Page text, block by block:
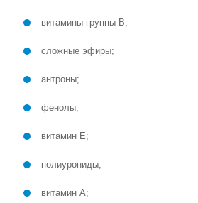
витамины группы В;
сложные эфиры;
антроны;
фенолы;
витамин Е;
полиурониды;
витамин А;